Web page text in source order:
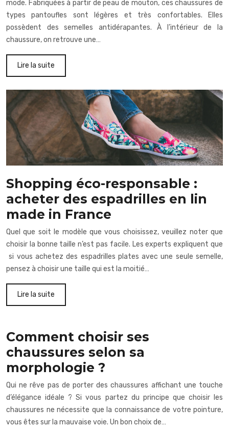
mode. Fabriquées à partir de peau de mouton, ces chaussures de
types pantoufles sont légères et très confortables. Elles
possèdent des semelles antidérapantes. À l’intérieur de la
chaussure, on retrouve une…
Lire la suite
Shopping éco-responsable :
acheter des espadrilles en lin
made in France
Quel que soit le modèle que vous choisissez, veuillez noter que
choisir la bonne taille n’est pas facile. Les experts expliquent que
si vous achetez des espadrilles plates avec une seule semelle,
pensez à choisir une taille qui est la moitié…
Lire la suite
Comment choisir ses
chaussures selon sa
morphologie ?
Qui ne rêve pas de porter des chaussures affichant une touche
d’élégance idéale ? Si vous partez du principe que choisir les
chaussures ne nécessite que la connaissance de votre pointure,
vous êtes sur la mauvaise voie. Un bon choix de…